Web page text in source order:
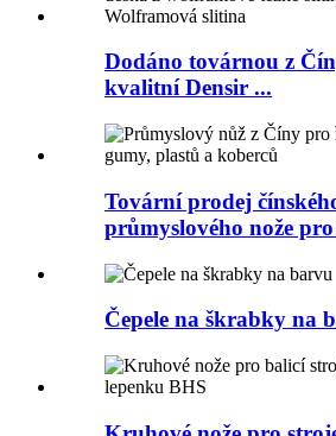
Dodáno továrnou z
kvalitní Densir ...
Tovární prodej
průmyslového nože
Čepele na škrabky na